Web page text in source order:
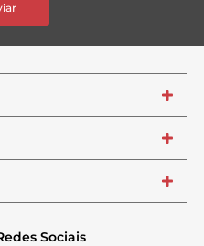
+
+
+
Sociais